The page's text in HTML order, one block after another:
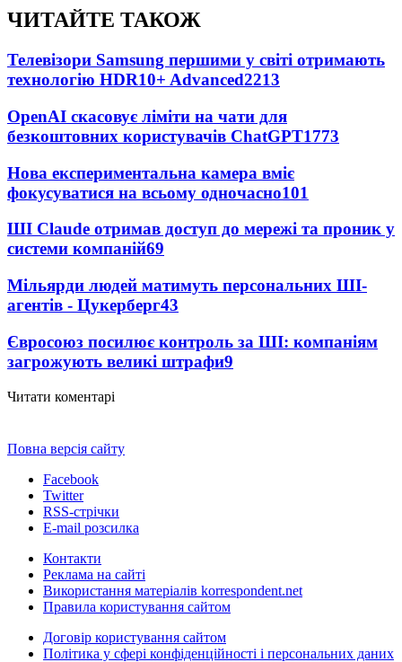
ЧИТАЙТЕ ТАКОЖ
Телевізори Samsung першими у світі отримають
технологію HDR10+ Advanced2213
OpenAI скасовує ліміти на чати для
безкоштовних користувачів ChatGPT1773
Нова експериментальна камера вміє
фокусуватися на всьому одночасно101
ШІ Claude отримав доступ до мережі та проник у
системи компаній69
Мільярди людей матимуть персональних ШІ-
агентів - Цукерберг43
Євросоюз посилює контроль за ШІ: компаніям
загрожують великі штрафи9
Читати коментарі
Повна версія сайту
Facebook
Twitter
RSS-стрічки
E-mail розсилка
Контакти
Реклама на сайті
Використання матеріалів korrespondent.net
Правила користування сайтом
Договір користування сайтом
Політика у сфері конфіденційності і персональних даних